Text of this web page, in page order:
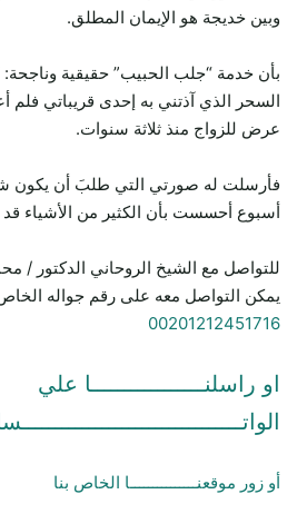
وبين خديجة هو الإيمان المطلق.
بأن خدمة “جلب الحبيب” حقيقية
السحر الذي آذتني به إحدى قريباتي فلم
عرض للزواج منذ ثلاثة سنوات.
فأرسلت له صورتي التي طلبَ أن يكون
أسبوع أحسست بأن الكثير من الأشياء
للتواصل مع الشيخ الروحاني الدكتور /
يمكن التواصل معه على رقم جواله
00201212451716
او راسلنـــــــــــــــــا علي
أو زور موقعنـــــــــــــــا الخاص بنا